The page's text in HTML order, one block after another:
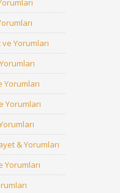
Yorumları
Yorumları
& Yorumları
Yorumları